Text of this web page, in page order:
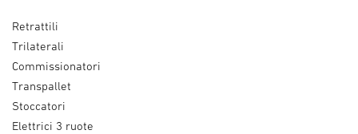
Retrattili
Trilaterali
Commissionatori
Transpallet
Stoccatori
Elettrici 3 ruote